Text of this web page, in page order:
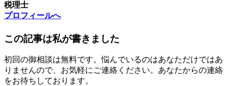
税理士
プロフィールへ
この記事は私が書きました
初回の御相談は無料です。悩んでいるのはあなただけではあ
りませんので、お気軽にご連絡ください。あなたからの連絡
をお待ちしております。